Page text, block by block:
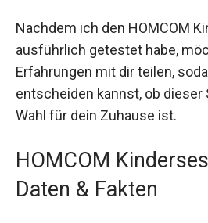
Nachdem ich den HOMCOM
ausführlich getestet habe,
Erfahrungen mit dir teilen,
entscheiden kannst, ob dieser
Wahl für dein Zuhause ist.
HOMCOM
Daten & Fakten